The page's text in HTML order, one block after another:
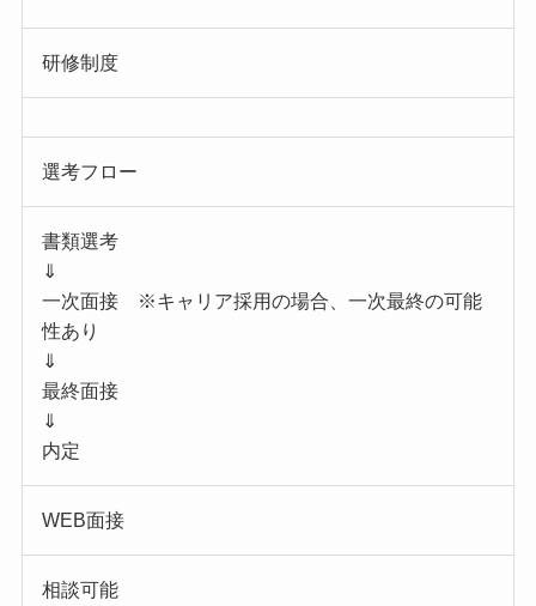
研修制度
選考フロー
書類選考
⇓
一次面接 ※キャリア採用の場合、一次最終の可能
性あり
⇓
最終面接
⇓
内定
WEB面接
相談可能